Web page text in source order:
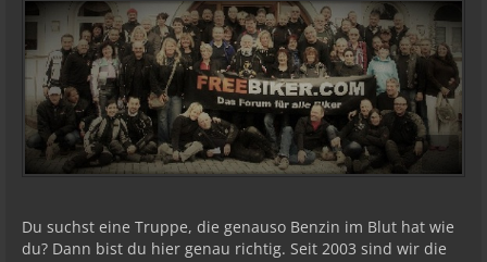
Du suchst eine Truppe, die genauso Benzin im Blut hat wie
du? Dann bist du hier genau richtig. Seit 2003 sind wir die